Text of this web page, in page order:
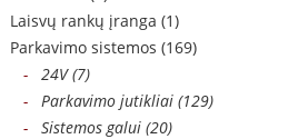
Laisvų rankų įranga (1)
Parkavimo sistemos (169)
- 24V (7)
- Parkavimo jutikliai (129)
- Sistemos galui (20)